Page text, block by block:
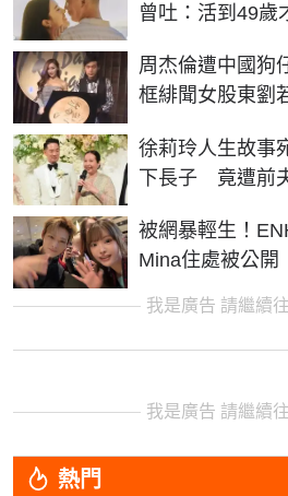
曾吐：活到49歲
周杰倫遭中國狗
框緋聞女股東劉
徐莉玲人生故事
下長子 竟遭前
被網暴輕生！
Mina住處被公
我是廣告 請繼續
我是廣告 請繼續
熱門